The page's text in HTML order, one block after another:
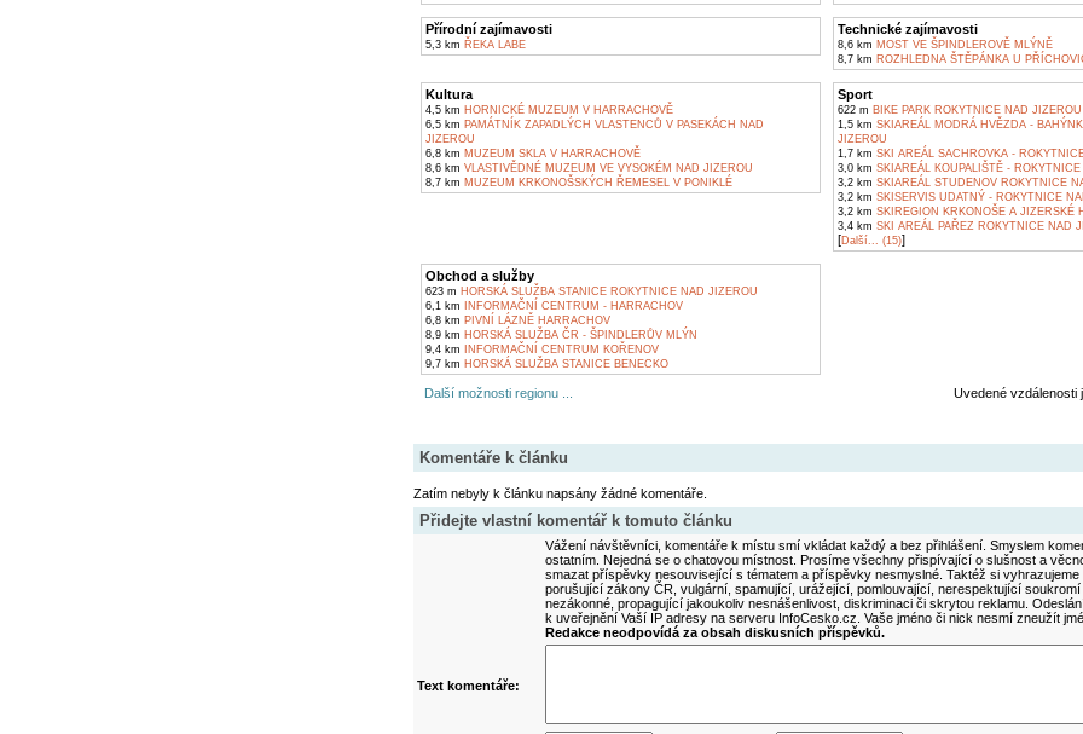
Přírodní zajímavosti
5,3 km ŘEKA LABE
Technické zajímavosti
8,6 km MOST VE ŠPINDLEROVĚ MLÝNĚ
8,7 km ROZHLEDNA ŠTĚPÁNKA U
Kultura
4,5 km HORNICKÉ MUZEUM V HARRACHOVĚ
6,5 km PAMÁTNÍK ZAPADLÝCH VLASTENCŮ V PASEKÁCH NAD
JIZEROU
6,8 km MUZEUM SKLA V HARRACHOVĚ
8,6 km VLASTIVĚDNÉ MUZEUM VE VYSOKÉM NAD JIZEROU
8,7 km MUZEUM KRKONOŠSKÝCH ŘEMESEL V PONIKLÉ
Sport
622 m BIKE PARK ROKYTNICE NAD JIZEROU
1,5 km SKIAREÁL MODRÁ HVĚZDA -
JIZEROU
1,7 km SKI AREÁL SACHROVKA -
3,0 km SKIAREÁL KOUPALIŠTĚ -
3,2 km SKIAREÁL STUDENOV ROKYTNICE
3,2 km SKISERVIS UDATNÝ - ROKYTNICE
3,2 km SKIREGION KRKONOŠE A JIZERSKÉ
3,4 km SKI AREÁL PAŘEZ ROKYTNICE NAD
[Další... (15)]
Obchod a služby
623 m HORSKÁ SLUŽBA STANICE ROKYTNICE NAD JIZEROU
6,1 km INFORMAČNÍ CENTRUM - HARRACHOV
6,8 km PIVNÍ LÁZNĚ HARRACHOV
8,9 km HORSKÁ SLUŽBA ČR - ŠPINDLERŮV MLÝN
9,4 km INFORMAČNÍ CENTRUM KOŘENOV
9,7 km HORSKÁ SLUŽBA STANICE BENECKO
Další možnosti regionu ... Uvedené vzdálenosti
Komentáře k článku
Zatím nebyly k článku napsány žádné komentáře.
Přidejte vlastní komentář k tomuto článku
Vážení návštěvníci, komentáře k místu smí vkládat každý a bez přihlášení. Smyslem
ostatním. Nejedná se o chatovou místnost. Prosíme všechny přispívající o slušnost a
smazat příspěvky nesouvisející s tématem a příspěvky nesmyslné. Taktéž si
porušující zákony ČR, vulgární, spamující, urážející, pomlouvající, nerespektující
nezákonné, propagující jakoukoliv nesnášenlivost, diskriminaci či skrytou reklamu.
k uveřejnění Vaší IP adresy na serveru InfoCesko.cz. Vaše jméno či nick nesmí zneužít
Redakce neodpovídá za obsah diskusních příspěvků.
Text komentáře: